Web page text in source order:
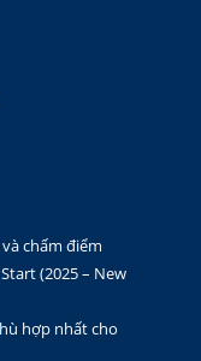
chấm điểm
(2025 – New
hợp nhất cho